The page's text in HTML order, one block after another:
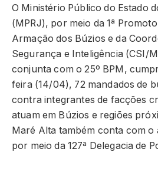
O Ministério Público do Estado
(MPRJ), por meio da 1ª
Armação dos Búzios e da
Segurança e Inteligência (CSI/
conjunta com o 25º BPM,
feira (14/04), 72 mandados de
contra integrantes de facções
atuam em Búzios e regiões
Maré Alta também conta com o
por meio da 127ª Delegacia de